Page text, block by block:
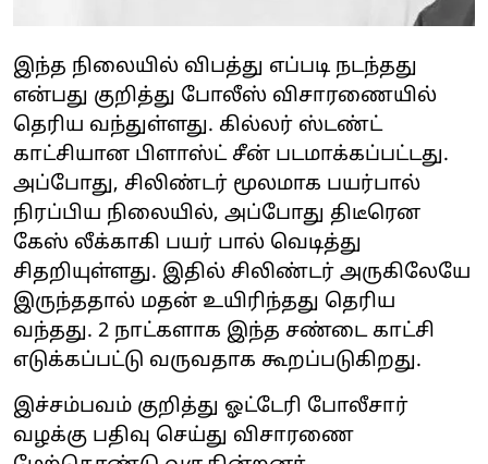
இந்த நிலையில் விபத்து எப்படி நடந்தது
என்பது குறித்து போலீஸ் விசாரணையில்
தெரிய வந்துள்ளது. கில்லர் ஸ்டண்ட்
காட்சியான பிளாஸ்ட் சீன் படமாக்கப்பட்டது.
அப்போது, சிலிண்டர் மூலமாக பயர்பால்
நிரப்பிய நிலையில், அப்போது திடீரென
கேஸ் லீக்காகி பயர் பால் வெடித்து
சிதறியுள்ளது. இதில் சிலிண்டர் அருகிலேயே
இருந்ததால் மதன் உயிரிந்தது தெரிய
வந்தது. 2 நாட்களாக இந்த சண்டை காட்சி
எடுக்கப்பட்டு வருவதாக கூறப்படுகிறது.
இச்சம்பவம் குறித்து ஓட்டேரி போலீசார்
வழக்கு பதிவு செய்து விசாரணை